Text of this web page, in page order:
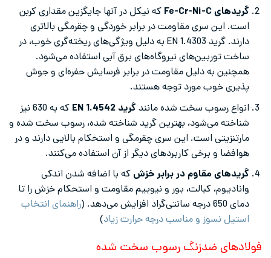
گریدهای Fe-Cr-Ni-C
که نیکل در آنها جایگزین مقداری کربن
است. این سری مقاومت در برابر خوردگی و چقرمگی بالاتری
دارند. گرید EN 1.4303 به دلیل ویژگی‌های ریخته‌گری خوب، در
ساخت توربین‌های نیروگاه‌های برق آبی استفاده می‌شود.
همچنین به دلیل مقاومت در برابر فرسایش حفره‌ای و جوش
پذیری خوب مورد توجه هستند.
انواع رسوب سخت شده مانند گرید EN 1.4542
که به 630 نیز
شناخته می‌شود، بهترین گرید شناخته شده، رسوب سخت شده و
مارتنزیتی است. این سری چقرمگی و استحکام بالایی دارند و در
هوافضا و برخی کاربردهای دیگر از آن استفاده می‌کنند.
گریدهای مقاوم در برابر خزش که با اضافه شدن اندکی
وانادیوم، کبالت، بور و نیوبیم مقاومت و استحکام خزش را تا
دمای 650 درجه سانتی‌گراد افزایش می‌دهد. (
راهنمای انتخاب
استیل نسوز و مناسب درجه حرارت زیاد)
فولادهای ضدزنگ رسوب سخت شده